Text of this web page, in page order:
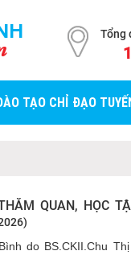
Tổng
TẠO CHỈ ĐẠO
QUAN, HỌC
do BS.CKII.Chu